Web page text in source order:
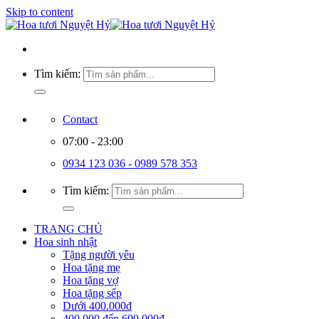
Skip to content
Tìm kiếm:
Contact
07:00 - 23:00
0934 123 036 - 0989 578 353
Tìm kiếm:
TRANG CHỦ
Hoa sinh nhật
Tặng người yêu
Hoa tặng mẹ
Hoa tặng vợ
Hoa tặng sếp
Dưới 400.000đ